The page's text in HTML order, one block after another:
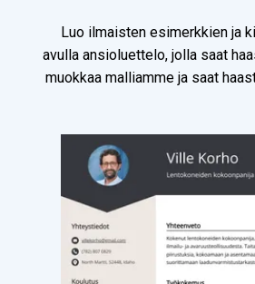
Luo ilmaisten esimerkkien ja
avulla ansioluettelo, jolla saat
muokkaa malliamme ja saat